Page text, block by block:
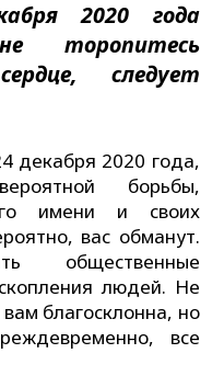
2020 года
торопитесь
следует
декабря 2020 года,
борьбы,
имени и своих
вас обманут.
общественные
людей. Не
благосклонна, но
все